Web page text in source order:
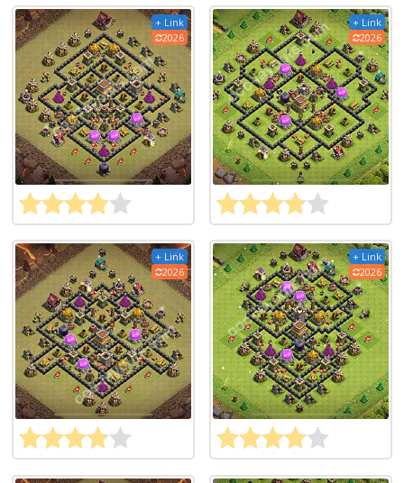
+ Link
2026
+ Link
2026
+ Link
2026
+ Link
2026